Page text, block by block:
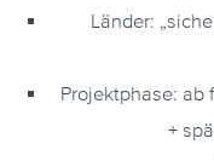
Länder:
Projektphase: ab
+